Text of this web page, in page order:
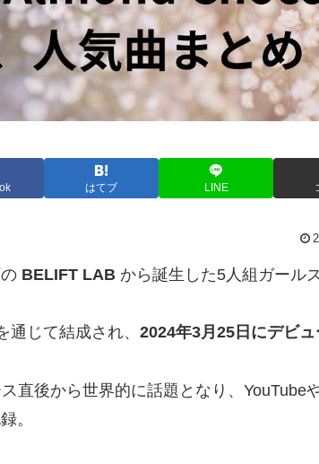
はてブ LINE
BELIFT LAB から誕生した5人組ガール
じて結成され、 2024年3月25日にデビュ
直後から世界的に話題となり、YouTube
。